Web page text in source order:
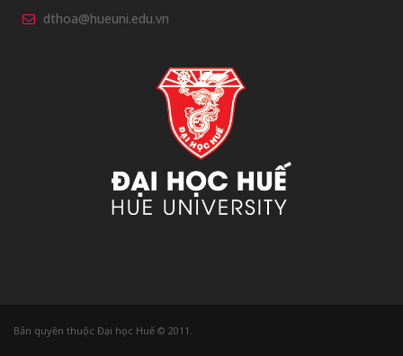
dthoa@hueuni.edu.vn
Bản quyền thuộc Đại học Huế © 2011.